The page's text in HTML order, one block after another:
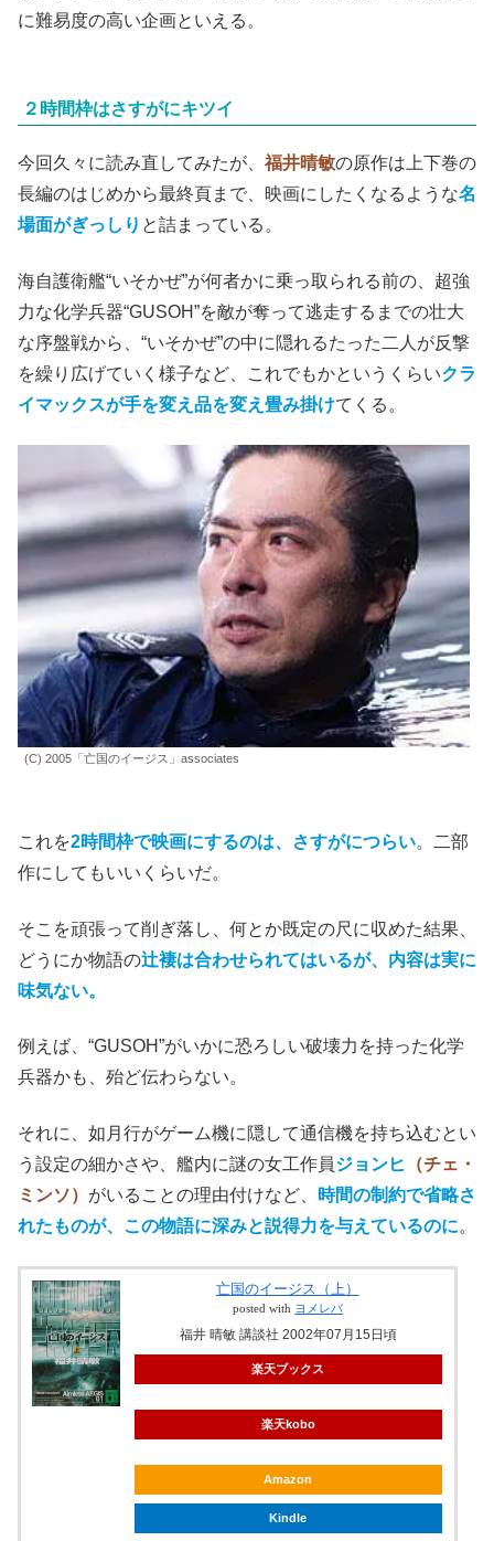
に難易度の高い企画といえる。
２時間枠はさすがにキツイ
今回久々に読み直してみたが、 福井晴敏の原作は上下巻の
長編のはじめから最終頁まで、映画にしたくなるような名
場面がぎっしり と詰まっている。
海自護衛艦“いそかぜ”が何者かに乗っ取られる前の、超強
力な化学兵器“GUSOH”を敵が奪って逃走するまでの壮大
な序盤戦から、“いそかぜ”の中に隠れるたった二人が反撃
を繰り広げていく様子など、これでもかというくらいクラ
イマックスが手を変え品を変え畳み掛けてくる。
(C) 2005「亡国のイージス」associates
これを2時間枠で映画にするのは、さすがにつらい。二部
作にしてもいいくらいだ。
そこを頑張って削ぎ落し、何とか既定の尺に収めた結果、
どうにか物語の辻褄は合わせられてはいるが、内容は実に
味気ない。
例えば、“GUSOH”がいかに恐ろしい破壊力を持った化学
兵器かも、殆ど伝わらない。
それに、如月行がゲーム機に隠して通信機を持ち込むとい
う設定の細かさや、艦内に謎の女工作員ジョンヒ
（チェ・
ミンソ） がいることの理由付けなど、
時間の制約で省略さ
れたものが、この物語に深みと説得力を与えているのに。
亡国のイージス（上）
posted with ヨメレバ
福井 晴敏 講談社 2002年07月15日頃
楽天ブックス
楽天kobo
Amazon
Kindle